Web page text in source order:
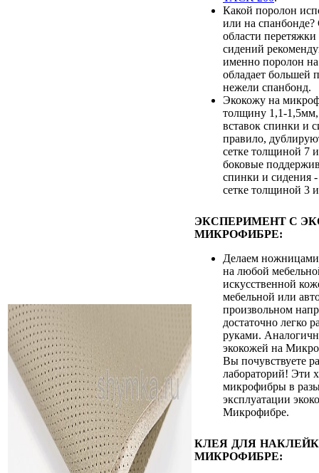
Какой поролон
или на
области
сидений
именно поролон на
обладает большей
нежели спанбонд.
Экокожу на
толщину 1,1-1,5мм,
вставок спинки и
правило,
сетке толщиной 7
боковые
спинки и сидения
сетке толщиной 3
ЭКСПЕРИМЕНТ С
МИКРОФИБРЕ:
Делаем
на любой
искусственной
мебельной или
произвольном
достаточно легко
руками.
экокожей на
Вы почувствуете
лабораторий! Эти
микрофибры в
эксплуатации
Микрофибре.
КЛЕЯ ДЛЯ
МИКРОФИБРЕ: